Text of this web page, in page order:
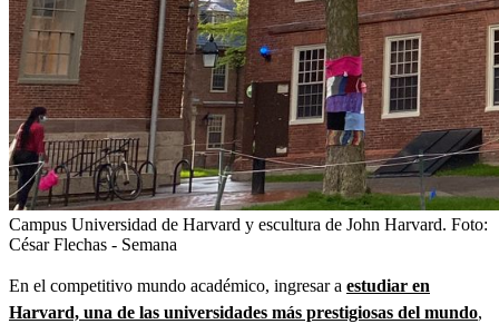
Campus Universidad de Harvard y escultura de John Harvard. Foto:
César Flechas - Semana
En el competitivo mundo académico, ingresar a estudiar en
Harvard, una de las universidades más prestigiosas del mundo,